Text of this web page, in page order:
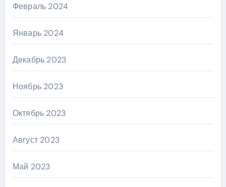
Февраль 2024
Январь 2024
Декабрь 2023
Ноябрь 2023
Октябрь 2023
Август 2023
Май 2023